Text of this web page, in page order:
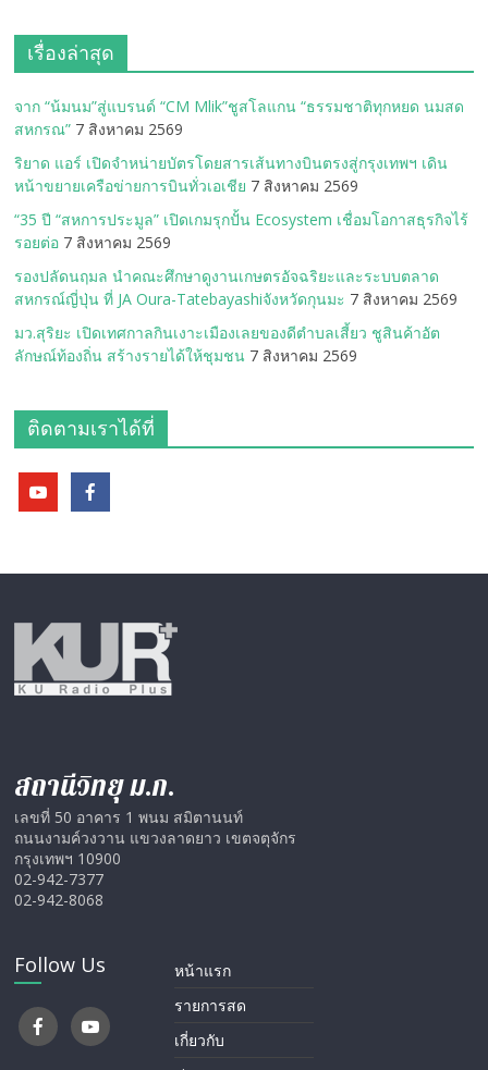
เรื่องล่าสุด
จาก “น้มนม”สู่แบรนด์ “CM Mlik”ชูสโลแกน “ธรรมชาติทุกหยด นมสด
สหกรณ” 7 สิงหาคม 2569
ริยาด แอร์ เปิดจำหน่ายบัตรโดยสารเส้นทางบินตรงสู่กรุงเทพฯ เดิน
หน้าขยายเครือข่ายการบินทั่วเอเชีย 7 สิงหาคม 2569
“35 ปี “สหการประมูล” เปิดเกมรุกปั้น Ecosystem เชื่อมโอกาสธุรกิจไร้
รอยต่อ 7 สิงหาคม 2569
รองปลัดนฤมล นำคณะศึกษาดูงานเกษตรอัจฉริยะและระบบตลาด
สหกรณ์ญี่ปุ่น ที่ JA Oura-Tatebayashiจังหวัดกุนมะ 7 สิงหาคม 2569
มว.สุริยะ เปิดเทศกาลกินเงาะเมืองเลยของดีตำบลเสี้ยว ชูสินค้าอัต
ลักษณ์ท้องถิ่น สร้างรายได้ให้ชุมชน 7 สิงหาคม 2569
ติดตามเราได้ที่
สถานีวิทยุ ม.ก.
เลขที่ 50 อาคาร 1 พนม สมิตานนท์
ถนนงามค์วงวาน แขวงลาดยาว เขตจตุจักร
กรุงเทพฯ 10900
02-942-7377
02-942-8068
Follow Us
หน้าแรก
รายการสด
เกี่ยวกับ